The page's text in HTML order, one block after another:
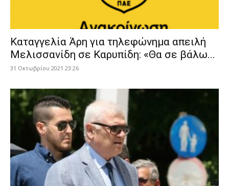
Καταγγελία Άρη για τηλεφώνημα απειλή
Μελισσανίδη σε Καρυπίδη: «Θα σε βάλω...
31 Οκτωβρίου 2021 23:26